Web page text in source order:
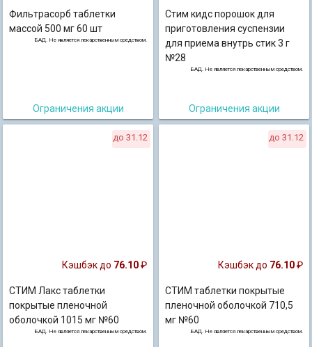
Фильтрасорб таблетки
массой 500 мг 60 шт
БАД. Не является лекарственным средством.
Ограничения акции
Стим кидс порошок для
приготовления суспензии
для приема внутрь стик 3 г
№28
БАД. Не является лекарственным средством.
Ограничения акции
до 31.12
Кэшбэк до 76.10₽
СТИМ Лакс таблетки
покрытые пленочной
оболочкой 1015 мг №60
БАД. Не является лекарственным средством.
до 31.12
Кэшбэк до 76.10₽
СТИМ таблетки покрытые
пленочной оболочкой 710,5
мг №60
БАД. Не является лекарственным средством.